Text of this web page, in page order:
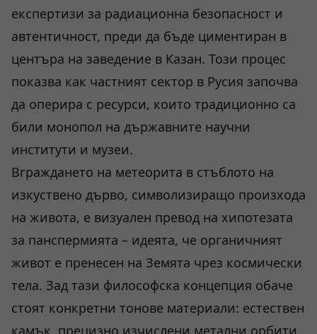
експертизи за радиационна безопасност и
автентичност, преди да бъде циментиран в
центъра на заведение в Казан. Този процес
показва как частният сектор в Русия започва
да оперира с ресурси, които традиционно са
били монопол на държавните научни
институти и музеи.
Вграждането на метеорита в стъблото на
изкуствено дърво, символизиращо произхода
на живота, е визуален превод на хипотезата
за панспермията – идеята, че органичният
живот е пренесен на Земята чрез космически
тела. Зад тази философска концепция обаче
стоят конкретни тонове материали: естествен
камък, прецизно изчислени метални орбити